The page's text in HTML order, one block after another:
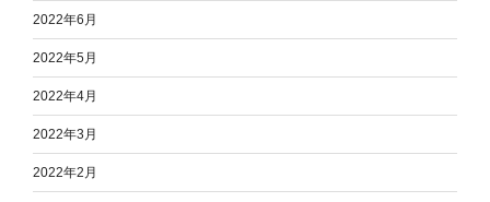
2022年6月
2022年5月
2022年4月
2022年3月
2022年2月